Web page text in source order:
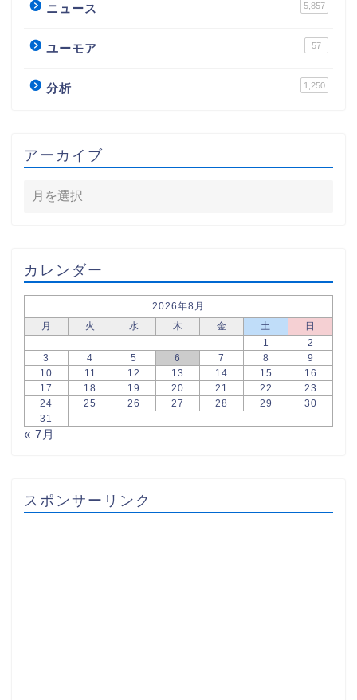
ニュース 5,857
ユーモア 57
分析 1,250
アーカイブ
カレンダー
2026年8月
月
火 水 木 金 土
日
1
2
3
4 5 6 7 8
9
10
11 12 13 14 15
16
17
18 19 20 21 22
23
24
25 26 27 28 29
30
31
« 7月
スポンサーリンク